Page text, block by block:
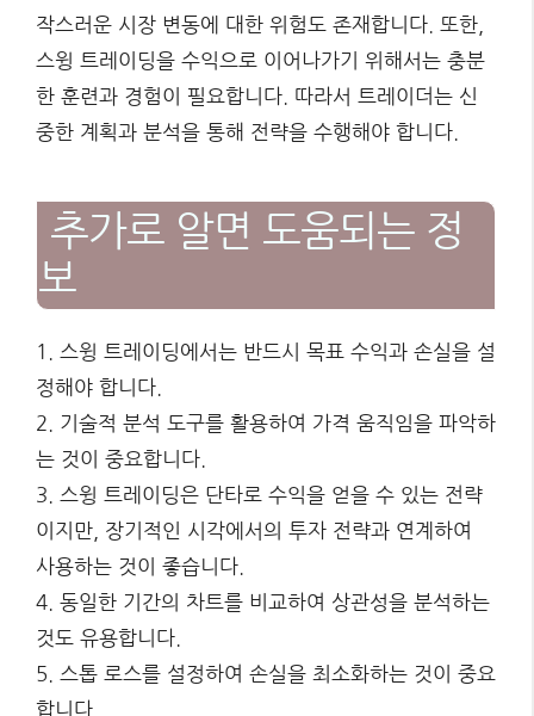
작스러운 시장 변동에 대한 위험도 존재합니다. 또한,
스윙 트레이딩을 수익으로 이어나가기 위해서는 충분
한 훈련과 경험이 필요합니다. 따라서 트레이더는 신
중한 계획과 분석을 통해 전략을 수행해야 합니다.
추가로 알면 도움되는 정
보
1. 스윙 트레이딩에서는 반드시 목표 수익과 손실을 설
정해야 합니다.
2. 기술적 분석 도구를 활용하여 가격 움직임을 파악하
는 것이 중요합니다.
3. 스윙 트레이딩은 단타로 수익을 얻을 수 있는 전략
이지만, 장기적인 시각에서의 투자 전략과 연계하여
사용하는 것이 좋습니다.
4. 동일한 기간의 차트를 비교하여 상관성을 분석하는
것도 유용합니다.
5. 스톱 로스를 설정하여 손실을 최소화하는 것이 중요
합니다.